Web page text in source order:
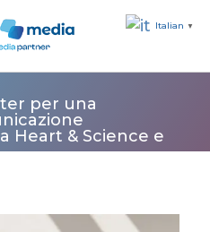
per una
Heart & Science e
Italian ▼